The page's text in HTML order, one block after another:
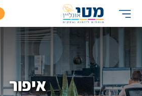
איפור